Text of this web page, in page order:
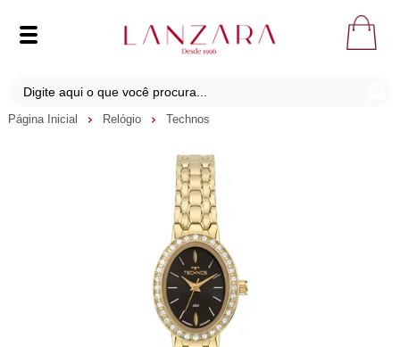
Página Inicial Relógio Technos